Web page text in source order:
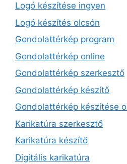
Logó készítése ingyen
Logó készítés olcsón
Gondolattérkép program
Gondolattérkép online
Gondolattérkép szerkesztő
Gondolattérkép készítő
Gondolattérkép készítése
Karikatúra szerkesztő
Karikatúra készítő
Digitális karikatúra